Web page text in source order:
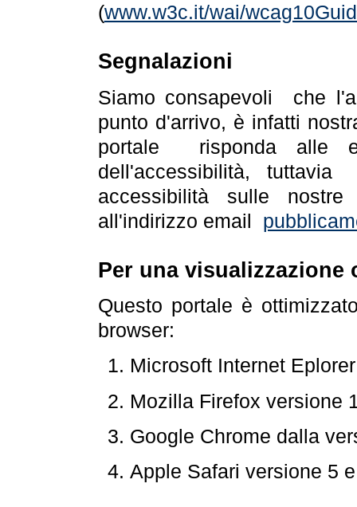
(www.w3c.it/wai/
Segnalazioni
Siamo consapevoli che
punto d'arrivo, è infatti
portale risponda alle
dell'accessibilità,
accessibilità sulle
all'indirizzo email
Per una visualizzazione
Questo portale è
browser:
Microsoft Internet
Mozilla Firefox versione
Google Chrome dalla
Apple Safari versione 5